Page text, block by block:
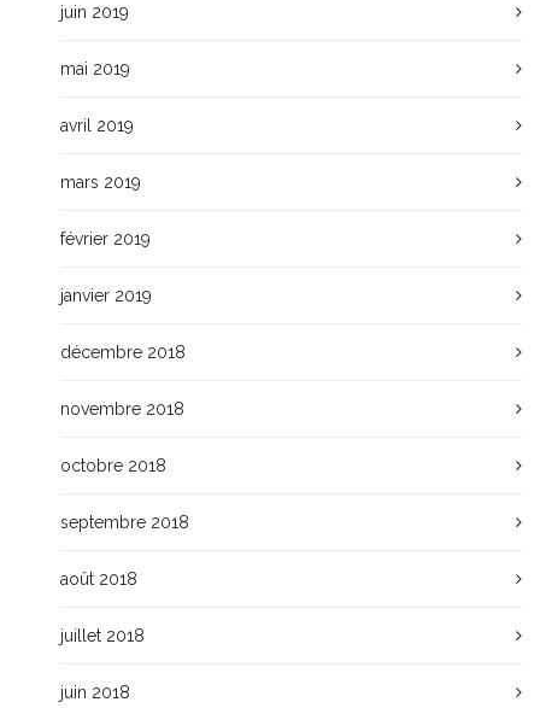
juin 2019
mai 2019
avril 2019
mars 2019
février 2019
janvier 2019
décembre 2018
novembre 2018
octobre 2018
septembre 2018
août 2018
juillet 2018
juin 2018